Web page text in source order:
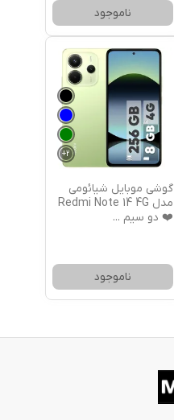
ناموجود
2
+
گوشی موبایل شیائومی
مدل Redmi Note 14 4G
❤️ دو سیم ...
ناموجود